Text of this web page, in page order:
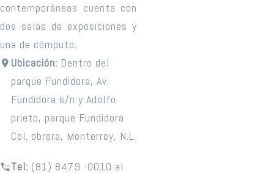
contemporáneas cuenta con
dos salas de exposiciones y
una de cómputo.
Ubicación: Dentro del
parque Fundidora, Av.
Fundidora s/n y Adolfo
prieto, parque Fundidora
Col. obrera, Monterrey, N.L.
Tel: (81) 8479 -0010 al